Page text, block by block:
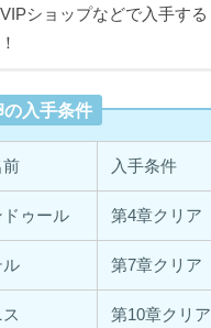
ショップなどで入手する
の入手条件
前 入手条件
ゥール 第4章クリア
ル 第7章クリア
第10章クリア